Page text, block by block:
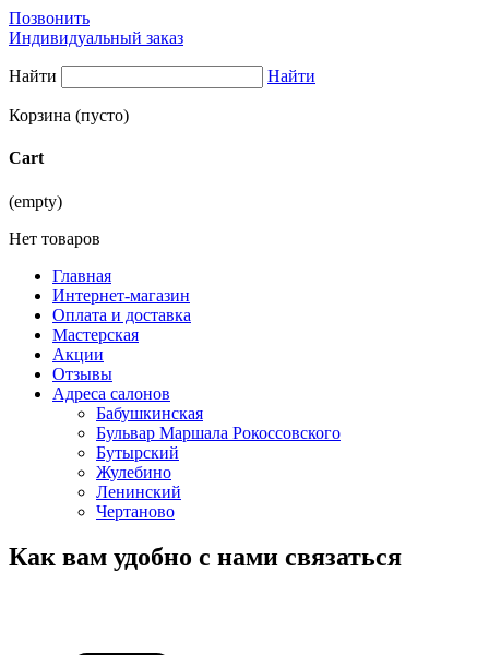
Позвонить
Индивидуальный заказ
Найти Найти
Корзина (пусто)
Cart
(empty)
Нет товаров
Главная
Интернет-магазин
Оплата и доставка
Мастерская
Акции
Отзывы
Адреса салонов
Бабушкинская
Бульвар Маршала Рокоссовского
Бутырский
Жулебино
Ленинский
Чертаново
Как вам удобно с нами связаться